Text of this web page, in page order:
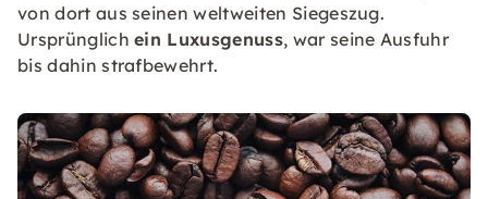
von dort aus seinen weltweiten Siegeszug.
Ursprünglichein Luxusgenuss, war seine Ausfuhr
bis dahin strafbewehrt.